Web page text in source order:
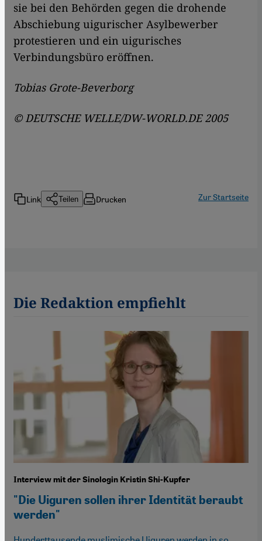
sie bei den Behörden gegen die drohende
Abschiebung uigurischer Asylbewerber
protestieren und ein uigurisches
Verbindungsbüro eröffnen.
Tobias Grote-Beverborg
© DEUTSCHE WELLE/DW-WORLD.DE 2005
Link Teilen Drucken Zur Startseite
Die Redaktion empfiehlt
Interview mit der Sinologin Kristin Shi-Kupfer
"Die Uiguren sollen ihrer Identität beraubt
werden"